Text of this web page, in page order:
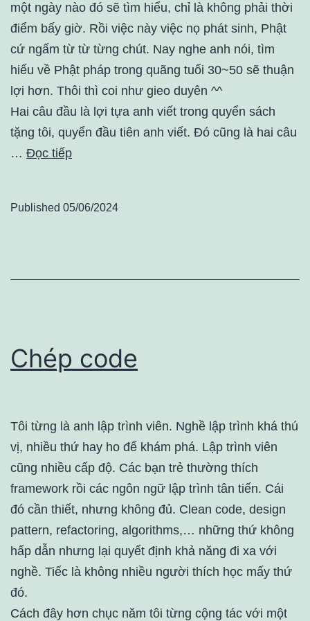
một ngày nào đó sẽ tìm hiểu, chỉ là không phải thời
điểm bấy giờ. Rồi việc này việc nọ phát sinh, Phật
cứ ngấm từ từ từng chút. Nay nghe anh nói, tìm
hiểu về Phật pháp trong quãng tuổi 30~50 sẽ thuận
lợi hơn. Thôi thì coi như gieo duyên ^^
Hai câu đầu là lợi tựa anh viết trong quyển sách
tặng tôi, quyển đầu tiên anh viết. Đó cũng là hai câu
… Đọc tiếp
Published 05/06/2024
Chép code
Tôi từng là anh lập trình viên. Nghề lập trình khá thú
vị, nhiều thứ hay ho để khám phá. Lập trình viên
cũng nhiều cấp độ. Các bạn trẻ thường thích
framework rồi các ngôn ngữ lập trình tân tiến. Cái
đó cần thiết, nhưng không đủ. Clean code, design
pattern, refactoring, algorithms,… những thứ không
hấp dẫn nhưng lại quyết định khả năng đi xa với
nghề. Tiếc là không nhiều người thích học mấy thứ
đó.
Cách đây hơn chục năm tôi từng cộng tác với một